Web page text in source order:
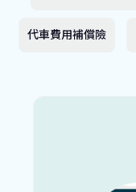
代車費用補償險